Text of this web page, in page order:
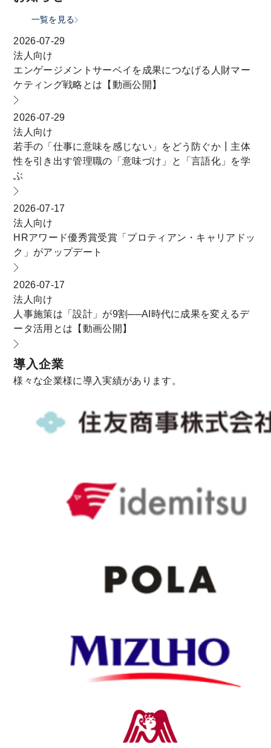
一覧を見る
2026-07-29
法人向け
エンゲージメントサーベイを成果につなげる人財マー
ケティング戦略とは【動画公開】
2026-07-29
法人向け
若手の「仕事に意味を感じない」をどう防ぐか┃主体
性を引き出す管理職の「意味づけ」と「言語化」を学
ぶ
2026-07-17
法人向け
HRアワード優秀賞受賞「プロティアン・キャリアドッ
ク」がアップデート
2026-07-17
法人向け
人事施策は「設計」が9割──AI時代に成果を変えるデ
ータ活用とは【動画公開】
導入企業
様々な企業様に導入実績があります。